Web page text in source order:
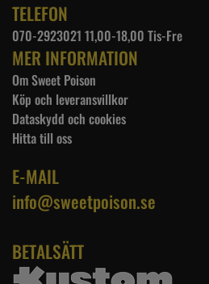
TELEFON
070-2923021 11,00-18,00 Tis-Fre
MER INFORMATION
Om Sweet Poison
Köp och leveransvillkor
Dataskydd och cookies
Hitta till oss
E-MAIL
info@sweetpoison.se
BETALSÄTT